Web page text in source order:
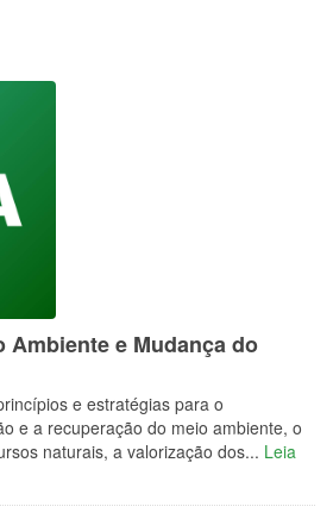
Ambiente e Mudança do
e estratégias para o
e a recuperação do meio ambiente, o
naturais, a valorização dos... Leia